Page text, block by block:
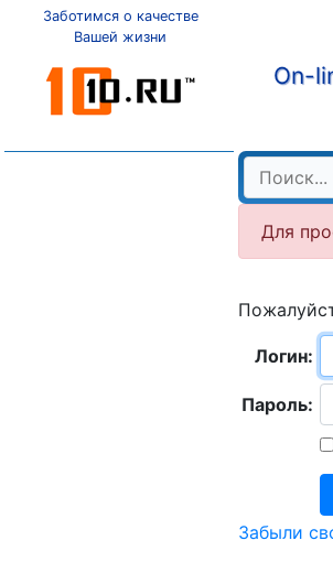
Заботимся о качестве
Вашей жизни
On-
Для
Логин:
Пароль:
Забыли